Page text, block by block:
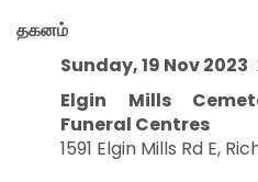
தகனம்
Sunday, 19 Nov 2023
Elgin Mills
Funeral Centres
1591 Elgin Mills Rd E,